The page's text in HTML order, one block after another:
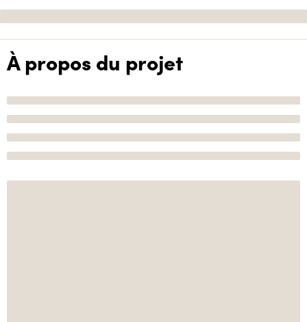
À propos du projet